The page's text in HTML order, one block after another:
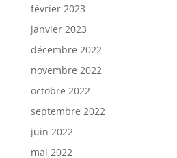
février 2023
janvier 2023
décembre 2022
novembre 2022
octobre 2022
septembre 2022
juin 2022
mai 2022